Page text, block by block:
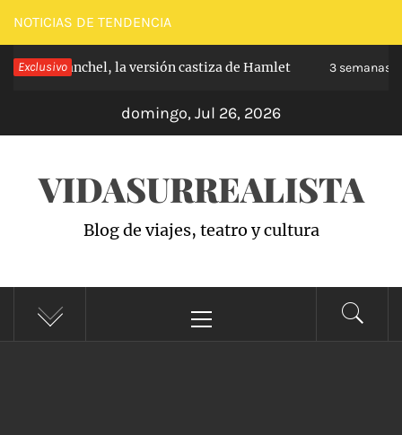
Saltar
al
contenido
NOTICIAS DE TENDENCIA
Exclusivo
de Carabanchel, la versión castiza de Hamlet 3 semanas
domingo, Jul 26, 2026
VIDASURREALISTA
Blog de viajes, teatro y cultura
principal